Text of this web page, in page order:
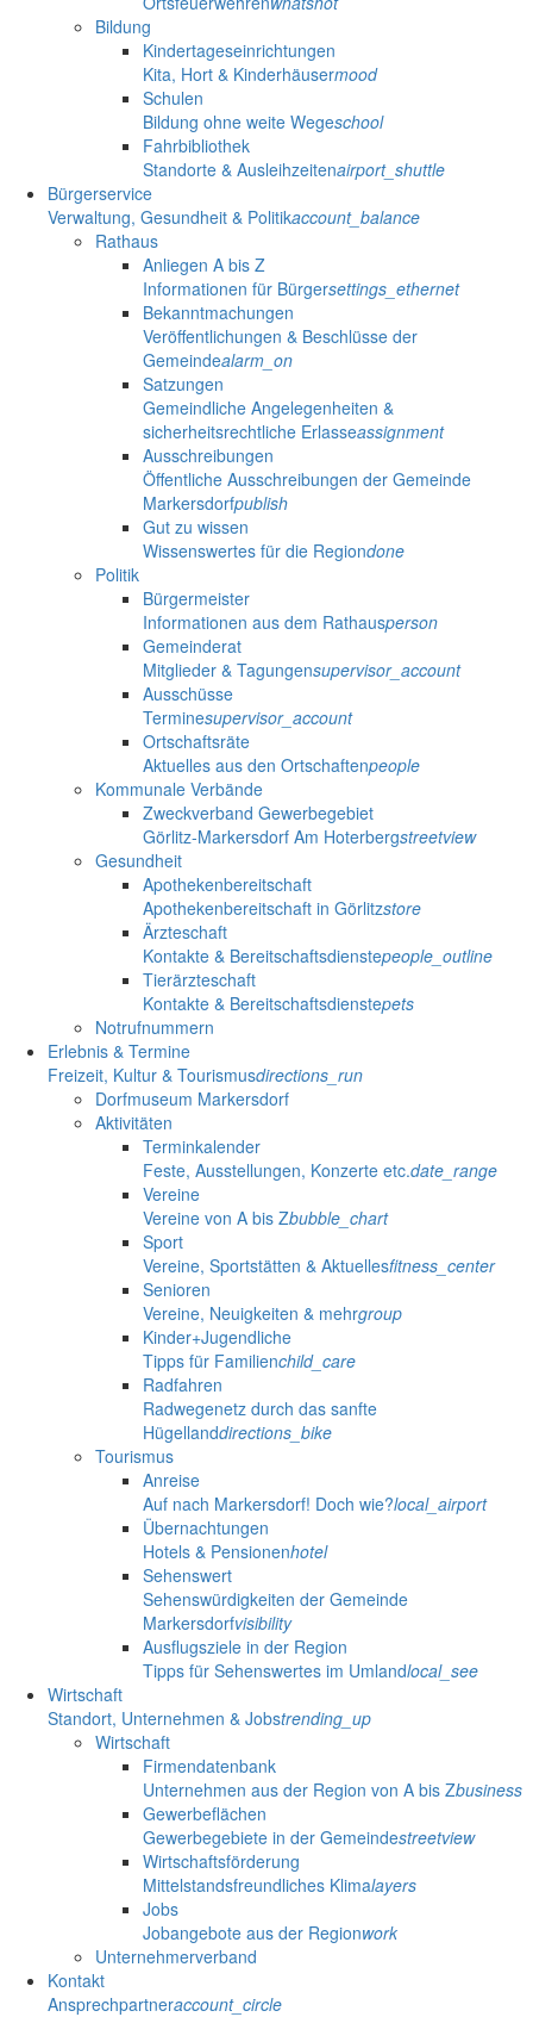
Bildung
Kindertageseinrichtungen
Kita, Hort & Kinderhäusermood
Schulen
Bildung ohne weite Wegeschool
Fahrbibliothek
Standorte & Ausleihzeitenairport_shuttle
Bürgerservice
Verwaltung, Gesundheit & Politikaccount_balance
Rathaus
Anliegen A bis Z
Informationen für Bürgersettings_ethernet
Bekanntmachungen
Veröffentlichungen & Beschlüsse der
Gemeindealarm_on
Satzungen
Gemeindliche Angelegenheiten &
sicherheitsrechtliche Erlasseassignment
Ausschreibungen
Öffentliche Ausschreibungen der Gemeinde
Markersdorfpublish
Gut zu wissen
Wissenswertes für die Regiondone
Politik
Bürgermeister
Informationen aus dem Rathausperson
Gemeinderat
Mitglieder & Tagungensupervisor_account
Ausschüsse
Terminesupervisor_account
Ortschaftsräte
Aktuelles aus den Ortschaftenpeople
Kommunale Verbände
Zweckverband Gewerbegebiet
Görlitz-Markersdorf Am Hoterbergstreetview
Gesundheit
Apothekenbereitschaft
Apothekenbereitschaft in Görlitzstore
Ärzteschaft
Kontakte & Bereitschaftsdienstepeople_outline
Tierärzteschaft
Kontakte & Bereitschaftsdienstepets
Notrufnummern
Erlebnis & Termine
Freizeit, Kultur & Tourismusdirections_run
Dorfmuseum Markersdorf
Aktivitäten
Terminkalender
Feste, Ausstellungen, Konzerte etc.date_range
Vereine
Vereine von A bis Zbubble_chart
Sport
Vereine, Sportstätten & Aktuellesfitness_center
Senioren
Vereine, Neuigkeiten & mehrgroup
Kinder+Jugendliche
Tipps für Familienchild_care
Radfahren
Radwegenetz durch das sanfte
Hügellanddirections_bike
Tourismus
Anreise
Auf nach Markersdorf! Doch wie?local_airport
Übernachtungen
Hotels & Pensionenhotel
Sehenswert
Sehenswürdigkeiten der Gemeinde
Markersdorfvisibility
Ausflugsziele in der Region
Tipps für Sehenswertes im Umlandlocal_see
Wirtschaft
Standort, Unternehmen & Jobstrending_up
Wirtschaft
Firmendatenbank
Unternehmen aus der Region von A bis Zbusiness
Gewerbeflächen
Gewerbegebiete in der Gemeindestreetview
Wirtschaftsförderung
Mittelstandsfreundliches Klimalayers
Jobs
Jobangebote aus der Regionwork
Unternehmerverband
Kontakt
Ansprechpartneraccount_circle